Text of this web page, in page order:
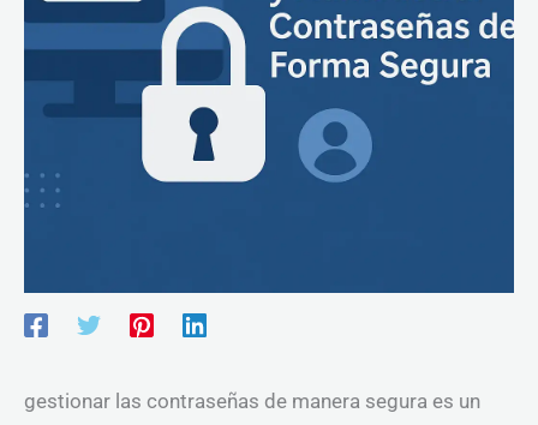
gestionar las contraseñas de manera segura es un